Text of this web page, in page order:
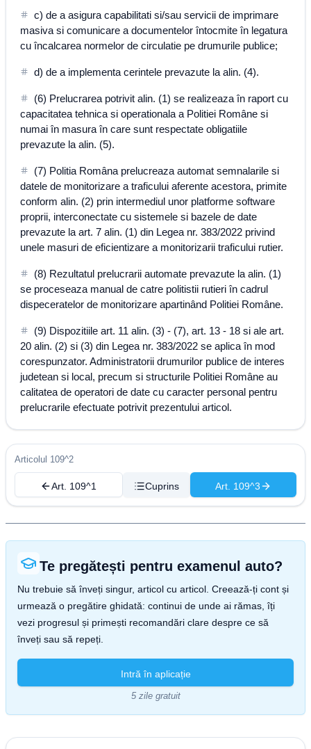
c) de a asigura capabilitati si/sau servicii de imprimare
masiva si comunicare a documentelor întocmite în legatura
cu încalcarea normelor de circulatie pe drumurile publice;
d) de a implementa cerintele prevazute la alin. (4).
(6) Prelucrarea potrivit alin. (1) se realizeaza în raport cu
capacitatea tehnica si operationala a Politiei Române si
numai în masura în care sunt respectate obligatiile
prevazute la alin. (5).
(7) Politia Româna prelucreaza automat semnalarile si
datele de monitorizare a traficului aferente acestora, primite
conform alin. (2) prin intermediul unor platforme software
proprii, interconectate cu sistemele si bazele de date
prevazute la art. 7 alin. (1) din Legea nr. 383/2022 privind
unele masuri de eficientizare a monitorizarii traficului rutier.
(8) Rezultatul prelucrarii automate prevazute la alin. (1)
se proceseaza manual de catre politistii rutieri în cadrul
dispeceratelor de monitorizare apartinând Politiei Române.
(9) Dispozitiile art. 11 alin. (3) - (7), art. 13 - 18 si ale art.
20 alin. (2) si (3) din Legea nr. 383/2022 se aplica în mod
corespunzator. Administratorii drumurilor publice de interes
judetean si local, precum si structurile Politiei Române au
calitatea de operatori de date cu caracter personal pentru
prelucrarile efectuate potrivit prezentului articol.
Articolul 109^2
Art. 109^1 Cuprins Art. 109^3
Te pregătești pentru examenul auto?
Nu trebuie să înveți singur, articol cu articol. Creează-ți cont și
urmează o pregătire ghidată: continui de unde ai rămas, îți
vezi progresul și primești recomandări clare despre ce să
înveți sau să repeți.
Intră în aplicație
5 zile gratuit